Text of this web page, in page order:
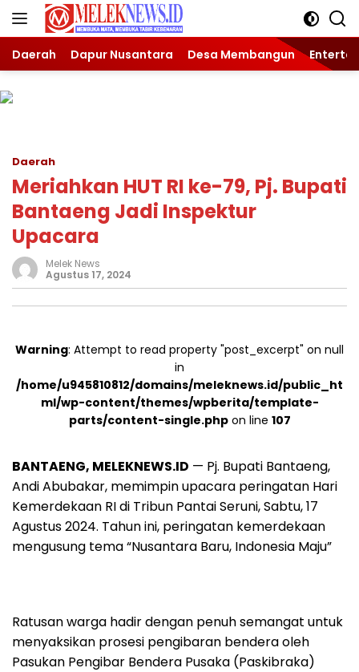
Langsung
Daerah Dapur Nusantara Desa Membangun
Daerah
Meriahkan HUT RI ke-79, Pj. Bupati
Bantaeng Jadi Inspektur
Upacara
Melek News
Agustus 17, 2024
Warning: Attempt to read property "post_excerpt" on null
in
/home/u945810812/domains/meleknews.id/public_ht
ml/wp-content/themes/wpberita/template-
parts/content-single.phpon line 107
BANTAENG, MELEKNEWS.ID — Pj. Bupati Bantaeng,
Andi Abubakar, memimpin upacara peringatan Hari
Kemerdekaan RI di Tribun Pantai Seruni, Sabtu, 17
Agustus 2024. Tahun ini, peringatan kemerdekaan
mengusung tema “Nusantara Baru, Indonesia Maju”
Ratusan warga hadir dengan penuh semangat untuk
menyaksikan prosesi pengibaran bendera oleh
Pasukan Pengibar Bendera Pusaka (Paskibraka)